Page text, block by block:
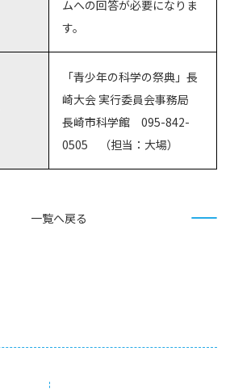
ムへの回答が必要になりま
す。
「青少年の科学の祭典」長
崎大会 実行委員会事務局
長崎市科学館 095-842-
0505 （担当：大場）
一覧へ戻る